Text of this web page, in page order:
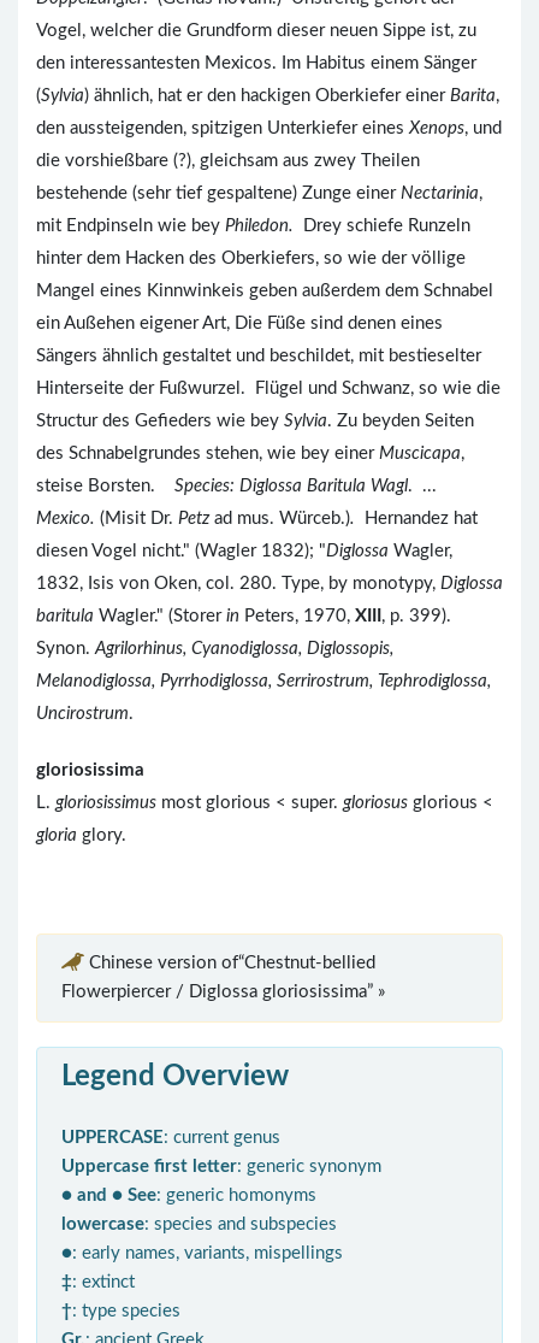
Vogel, welcher die Grundform dieser neuen Sippe ist, zu
den interessantesten Mexicos. Im Habitus einem Sänger
(Sylvia) ähnlich, hat er den hackigen Oberkiefer einer Barita,
den aussteigenden, spitzigen Unterkiefer einesXenops, und
die vorshießbare (?), gleichsam aus zwey Theilen
bestehende (sehr tief gespaltene) Zunge einer Nectarinia,
mit Endpinseln wie bey Philedon.
Drey schiefe Runzeln
hinter dem Hacken des Oberkiefers, so wie der völlige
Mangel eines Kinnwinkeis geben außerdem dem Schnabel
ein Außehen eigener Art, Die Füße sind denen eines
Sängers ähnlich gestaltet und beschildet, mit bestieselter
Hinterseite der Fußwurzel.
Flügel und Schwanz, so wie die
Structur des Gefieders wie bey Sylvia. Zu beyden Seiten
des Schnabelgrundes stehen, wie bey einer Muscicapa,
steise Borsten.
Species: Diglossa Baritula Wagl. ...
Mexico. (Misit Dr. Petz ad mus. Würceb.).
Hernandez hat
diesen Vogel nicht." (Wagler 1832); "Diglossa Wagler,
1832, Isis von Oken, col. 280. Type, by monotypy, Diglossa
baritula Wagler." (Storer in Peters, 1970, XIII , p. 399).
Synon.Agrilorhinus, Cyanodiglossa, Diglossopis,
Melanodiglossa, Pyrrhodiglossa, Serrirostrum, Tephrodiglossa,
Uncirostrum.
gloriosissima
L. gloriosissimus most glorious < super. gloriosus glorious <
gloria glory.
Chinese version of“Chestnut-bellied
Flowerpiercer / Diglossa gloriosissima” »
Legend Overview
UPPERCASE: current genus
Uppercase first letter: generic synonym
● and ● See: generic homonyms
lowercase: species and subspecies
●: early names, variants, mispellings
‡: extinct
†: type species